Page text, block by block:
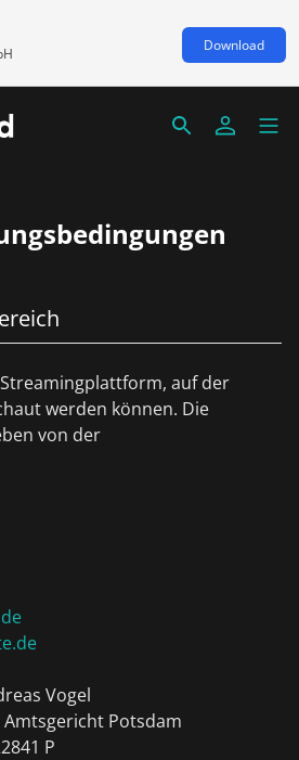
Download
auf der
werden können. Die
von der
Vogel
Potsdam
P